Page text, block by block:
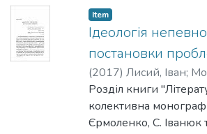
[НаУКМА], 2017. - 482
Моренець В. П.,
Брюховецький В. С.,
Ісіченко І., Квіт С. М.,
Пронкевич О. В.,
Item
Ідеологія
постановки
(2017) Лисий, Іван;
Володимир
Розділ книги
колективна
Єрмоленко, С. Іванюк